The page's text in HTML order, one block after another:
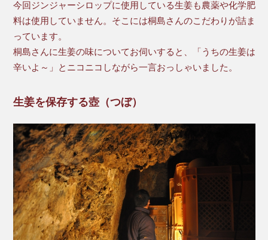
今回ジンジャーシロップに使用している生姜も農薬や化学肥
料は使用していません。そこには桐島さんのこだわりが詰ま
っています。
桐島さんに生姜の味についてお伺いすると、「うちの生姜は
辛いよ～」とニコニコしながら一言おっしゃいました。
生姜を保存する壺（つぼ）